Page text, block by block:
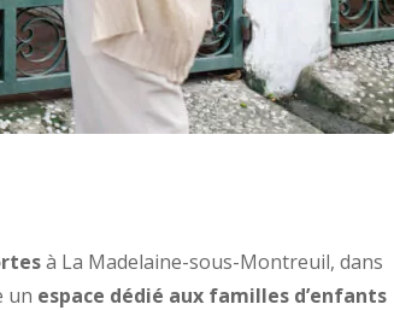
à La Madelaine-sous-Montreuil, dans
un espace dédié aux familles d’enfants